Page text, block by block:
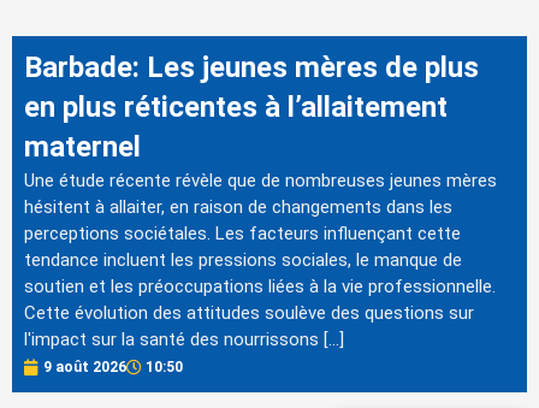
Barbade: Les jeunes mères de plus
en plus réticentes à l’allaitement
maternel
Une étude récente révèle que de nombreuses jeunes mères
hésitent à allaiter, en raison de changements dans les
perceptions sociétales. Les facteurs influençant cette
tendance incluent les pressions sociales, le manque de
soutien et les préoccupations liées à la vie professionnelle.
Cette évolution des attitudes soulève des questions sur
l'impact sur la santé des nourrissons […]
9 août 2026 10:50